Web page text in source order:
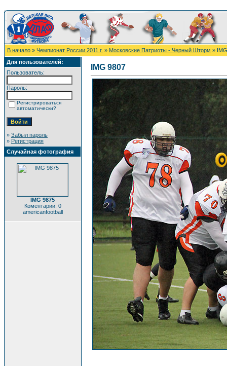
В начало » Чемпионат России 2011 г. » Московские Патриоты - Черный Шторм »
Для пользователей:
Пользователь:
Пароль:
Регистрироваться
автоматически?
» Забыл пароль
» Регистрация
Случайная фотография
IMG 9875
Коментарии: 0
americanfootball
IMG 9807